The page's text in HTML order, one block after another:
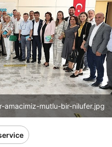
amacimiz-mutlu-bir-nilufer.jpg